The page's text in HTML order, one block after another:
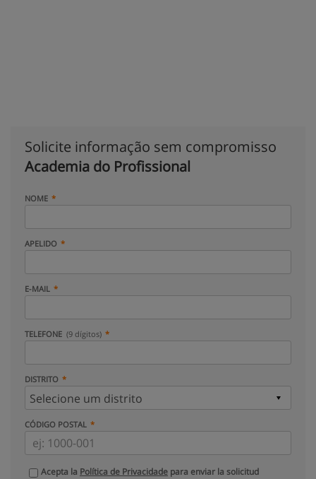
Solicite informação sem compromisso
Academia do Profissional
NOME
APELIDO
E-MAIL
TELEFONE (9 dígitos)
DISTRITO
CÓDIGO POSTAL
Acepta la Política de Privacidade para enviar la solicitud